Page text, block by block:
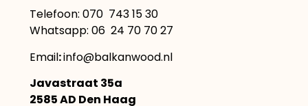
Telefoon:070 743 15 30
Whatsapp: 06 24 70 70 27
Email:info@balkanwood.nl
Javastraat 35a
2585 AD Den Haag